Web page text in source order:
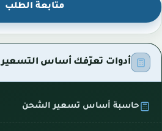
متابعة الطلب
أدوات تعرّفك أساس التسعير
حاسبة أساس تسعير الشحن